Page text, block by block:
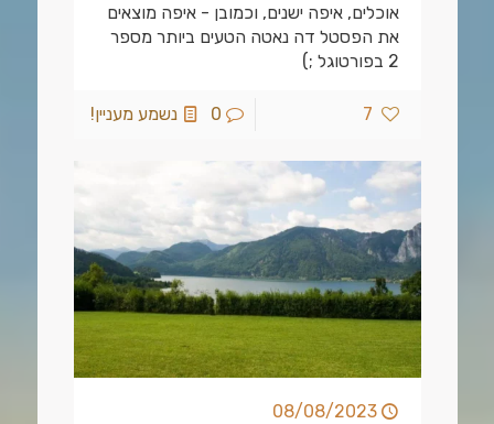
אוכלים, איפה ישנים, וכמובן - איפה מוצאים
את הפסטל דה נאטה הטעים ביותר מספר
2 בפורטוגל ;)
7
0 נשמע מעניין!
08/08/2023